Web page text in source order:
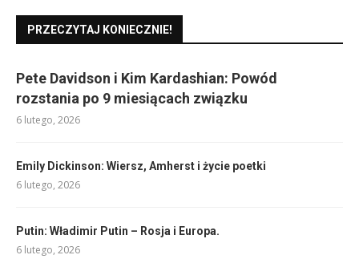
PRZECZYTAJ KONIECZNIE!
Pete Davidson i Kim Kardashian: Powód
rozstania po 9 miesiącach związku
6 lutego, 2026
Emily Dickinson: Wiersz, Amherst i życie poetki
6 lutego, 2026
Putin: Władimir Putin – Rosja i Europa.
6 lutego, 2026